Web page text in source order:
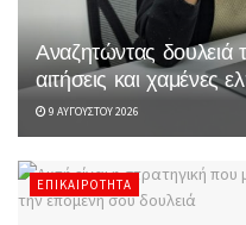
Αναζητώντας δουλειά
αιτήσεις και χαμένες
9 ΑΥΓΟΎΣΤΟΥ 2026
ΕΠΙΚΑΙΡΌΤΗΤΑ